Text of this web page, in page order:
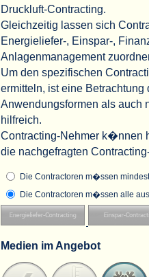
Druckluft-Contracting.
Gleichzeitig lassen sich
Energieliefer-, Einspar-,
Anlagenmanagement
Um den spezifischen
ermitteln, ist eine
Anwendungsformen als auch
hilfreich.
Contracting-Nehmer k�nnen
die nachgefragten
Die Contractoren m�ssen
Die Contractoren m�ssen alle
Medien im Angebot